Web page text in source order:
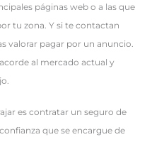
páginas web o a las que
tu zona. Y si te contactan
valorar pagar por un anuncio.
al mercado actual y
es contratar un seguro de
que se encargue de